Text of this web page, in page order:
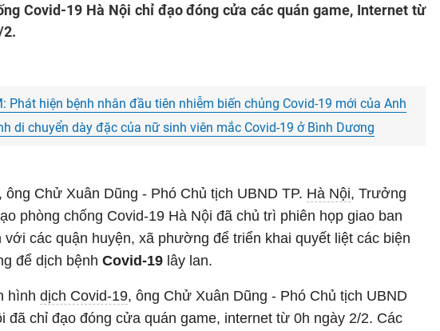
Covid-19 Hà Nội chỉ đạo đóng cửa các quán game, Internet từ
2.
Phát hiện bệnh nhân đầu tiên nhiễm biến chủng Covid-19 mới của Anh
di chuyển dày đặc của nữ sinh viên mắc Covid-19 ở Bình Dương
ông Chử Xuân Dũng - Phó Chủ tịch UBND TP. Hà Nội, Trưởng
phòng chống Covid-19 Hà Nội đã chủ trì phiên họp giao ban
với các quận huyện, xã phường để triển khai quyết liệt các biện
để dịch bệnh Covid-19 lây lan.
hình dịch Covid-19, ông Chử Xuân Dũng - Phó Chủ tịch UBND
đã chỉ đạo đóng cửa quán game, internet từ 0h ngày 2/2. Các